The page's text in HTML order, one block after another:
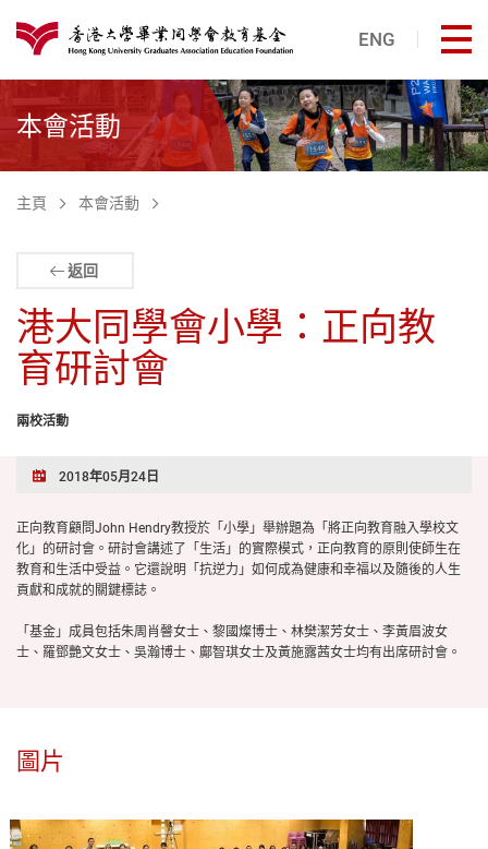
港大同學會教育基金
ENG 打
本會活動
主頁 本會活動
兩校活動
港大同學會小學：正向教
育研討會
返回
2018年05月24日
正向教育顧問John Hendry教授於「小學」舉辦題為「將正向教育融入學校文
化」的研討會。研討會講述了「生活」的實際模式，正向教育的原則使師生在
教育和生活中受益。它還說明「抗逆力」如何成為健康和幸福以及隨後的人生
貢獻和成就的關鍵標誌。
「基金」成員包括朱周肖韾女士、黎國燦博士、林樊潔芳女士、李黃眉波女
士、羅鄧艷文女士、吳瀚博士、鄺智琪女士及黃施露茜女士均有出席研討會。
圖片